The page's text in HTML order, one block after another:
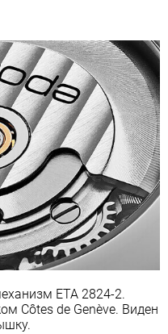
ETA 2824-2.
Côtes de Genève. Виден